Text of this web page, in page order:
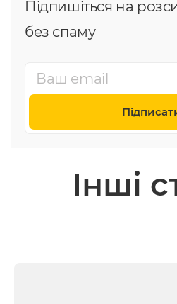
Підпишіться на
без спаму
Інші